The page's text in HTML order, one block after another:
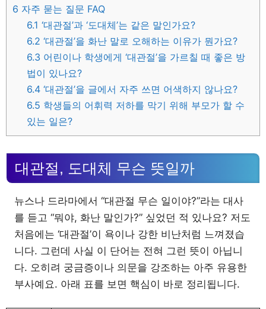
6 자주 묻는 질문 FAQ
6.1 ‘대관절’과 ‘도대체’는 같은 말인가요?
6.2 ‘대관절’을 화난 말로 오해하는 이유가 뭔가요?
6.3 어린이나 학생에게 ‘대관절’을 가르칠 때 좋은 방
법이 있나요?
6.4 ‘대관절’을 글에서 자주 쓰면 어색하지 않나요?
6.5 학생들의 어휘력 저하를 막기 위해 부모가 할 수
있는 일은?
대관절, 도대체 무슨 뜻일까
뉴스나 드라마에서 “대관절 무슨 일이야?”라는 대사
를 듣고 “뭐야, 화난 말인가?” 싶었던 적 있나요? 저도
처음에는 ‘대관절’이 욕이나 강한 비난처럼 느껴졌습
니다. 그런데 사실 이 단어는 전혀 그런 뜻이 아닙니
다. 오히려 궁금증이나 의문을 강조하는 아주 유용한
부사예요. 아래 표를 보면 핵심이 바로 정리됩니다.